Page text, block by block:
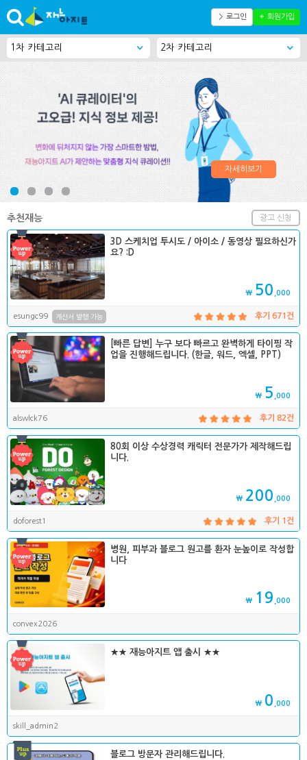
＞ 로그인 ＋ 회원가입
자세히보기
광고 신청
추천재능
3D 스케치업 투시도 / 아이소 / 동영상 필요하신가
요? :D
₩ 50 ,000
esungc99 계산서 발행 가능 후기 671건
[빠른 답변] 누구 보다 빠르고 완벽하게 타이핑 작
업을 진행해드립니다. (한글, 워드, 엑셀, PPT)
₩ 5 ,000
alswlck76 후기 82건
80회 이상 수상경력 캐릭터 전문가가 제작해드립
니다.
₩ 200 ,000
doforest1 후기 1건
병원, 피부과 블로그 원고를 환자 눈높이로 작성합
니다
₩ 19 ,000
convex2026
★★ 재능아지트 앱 출시 ★★
₩ 0 ,000
skill_admin2
블로그 방문자 관리해드립니다.